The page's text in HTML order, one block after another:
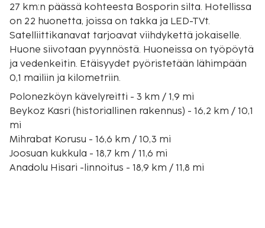
27 km:n päässä kohteesta Bosporin silta. Hotellissa
on 22 huonetta, joissa on takka ja LED-TVt.
Satelliittikanavat tarjoavat viihdykettä jokaiselle.
Huone siivotaan pyynnöstä. Huoneissa on työpöytä
ja vedenkeitin. Etäisyydet pyöristetään lähimpään
0,1 mailiin ja kilometriin.
Polonezköyn kävelyreitti - 3 km / 1,9 mi
Beykoz Kasri (historiallinen rakennus) - 16,2 km / 10,1
mi
Mihrabat Korusu - 16,6 km / 10,3 mi
Joosuan kukkula - 18,7 km / 11,6 mi
Anadolu Hisari -linnoitus - 18,9 km / 11,8 mi